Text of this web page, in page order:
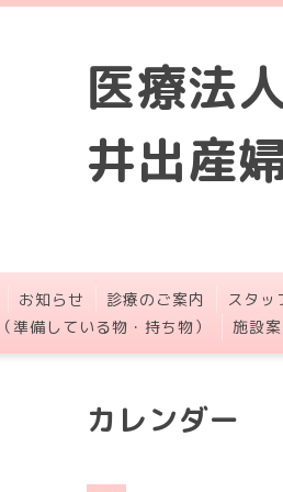
医療法
井出産
お知らせ 診療のご案内 スタッ
準備している物・持ち物）
施設
カレンダー